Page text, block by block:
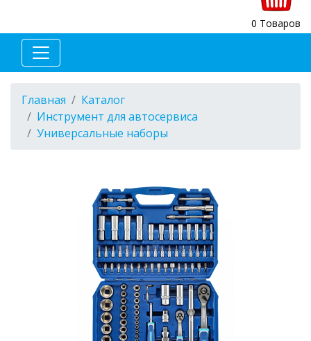
0 Товаров
Главная
Каталог
Инструмент для автосервиса
Универсальные наборы